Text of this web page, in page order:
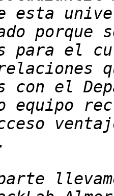
esta
para el
con el